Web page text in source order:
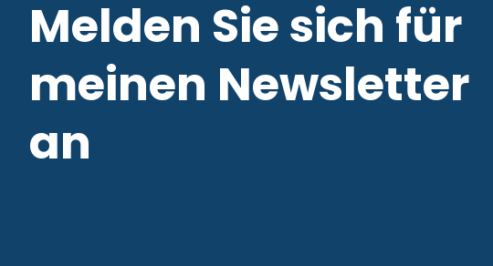
Melden Sie sich für
meinen Newsletter
an